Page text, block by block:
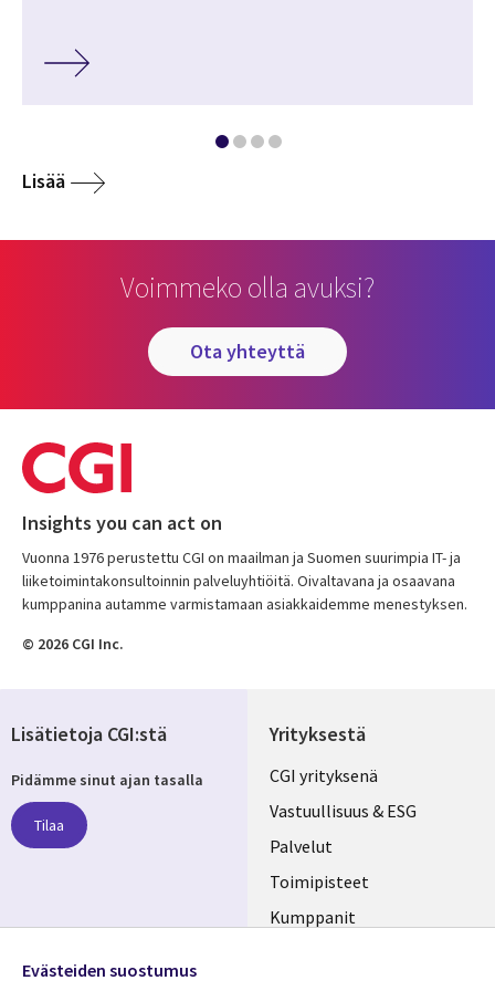
Lisää
Voimmeko olla avuksi?
ota yhteyttä
Insights you can act on
Vuonna 1976 perustettu CGI on maailman ja Suomen suurimpia IT- ja
liiketoimintakonsultoinnin palveluyhtiöitä. Oivaltavana ja osaavana
kumppanina autamme varmistamaan asiakkaidemme menestyksen.
© 2026 CGI Inc.
Yrityksestä
Useful
links
FINLAND
CGI yrityksenä
Vastuullisuus & ESG
Palvelut
Toimipisteet
Kumppanit
Lisätietoja CGI:stä
Pidämme sinut ajan tasalla
Tilaa
Evästeiden suostumus